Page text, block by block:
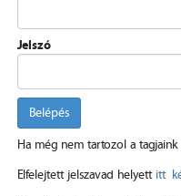
Jelszó
Belépés
Ha még nem tartozol a tagjaink
Elfelejtett jelszavad helyett itt